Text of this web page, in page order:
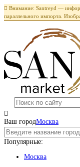
 Внимание: Santreyd —
параллельного импорта.

Ваш городМосква
Популярные:
Москва